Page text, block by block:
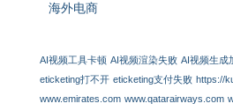
海外电商
AI视频工具卡顿 AI视频渲染失败 AI视频生成
eticketing打不开 eticketing支付失败 https://
www.emirates.com www.qatarairways.com